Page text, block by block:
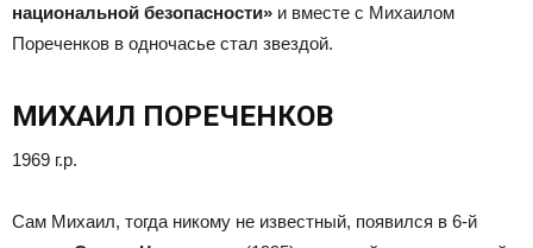
национальной безопасности» и вместе с Михаилом
Пореченков в одночасье стал звездой.
МИХАИЛ ПОРЕЧЕНКОВ
1969 г.р.
Сам Михаил, тогда никому не известный, появился в 6-й